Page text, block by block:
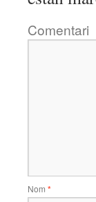
Comentari
Nom *